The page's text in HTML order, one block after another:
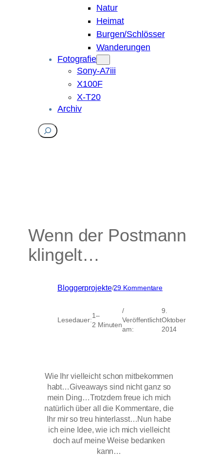
Natur
Heimat
Burgen/Schlösser
Wanderungen
Fotografie
Sony-A7iii
X100F
X-T20
Archiv
Suchen
Wenn der Postmann
klingelt…
Bloggerprojekte/29 Kommentarezu
Postmann
klingelt…
Lesedauer:
1–
2 Minuten
/
Veröffentlicht
am:
9.
Oktober
2014
Wie Ihr vielleicht schon mitbekommen
habt…Giveaways sind nicht ganz so
mein Ding…Trotzdem freue ich mich
natürlich über all die Kommentare, die
Ihr mir so treu hinterlasst…Nun habe
ich eine Idee, wie ich mich vielleicht
doch auf meine Weise bedanken
kann…